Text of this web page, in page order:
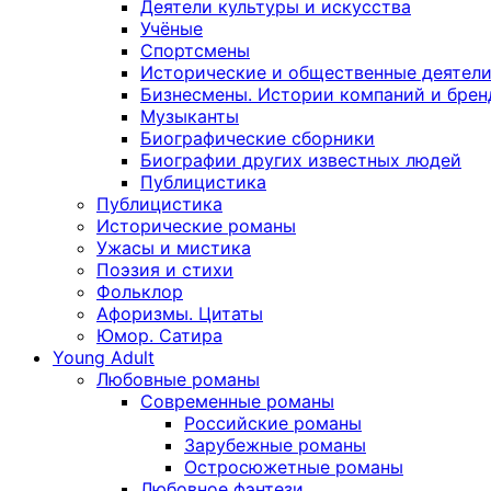
Деятели культуры и искусства
Учёные
Спортсмены
Исторические и общественные деятели
Бизнесмены. Истории компаний и
Музыканты
Биографические сборники
Биографии других известных людей
Публицистика
Публицистика
Исторические романы
Ужасы и мистика
Поэзия и стихи
Фольклор
Афоризмы. Цитаты
Юмор. Сатира
Young Adult
Любовные романы
Современные романы
Российские романы
Зарубежные романы
Остросюжетные романы